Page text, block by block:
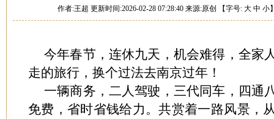
作者:王超 更新时间:2026-02-28 07:28:40 来源:原创 【字号: 大 中 小
今年春节，连休九天，机会难得，全家
走的旅行，换个过法去南京过年！
一辆商务，二人驾驶，三代同车，四通
免费，省时省钱给力。共赏着一路风景，